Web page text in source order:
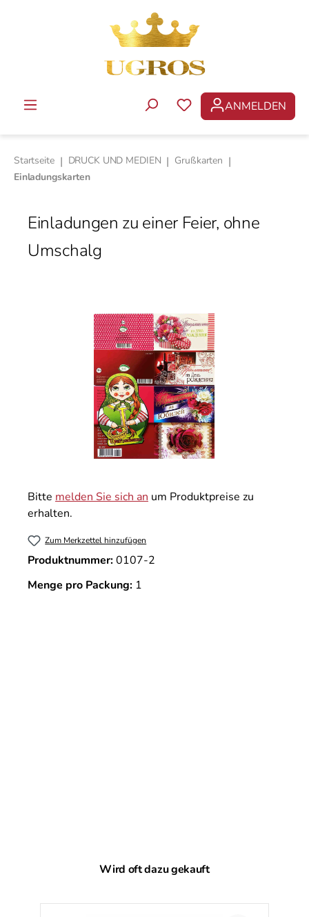
DU HAST 0
ANMELDEN
Startseite | DRUCK UND MEDIEN | Grußkarten |
Einladungskarten
Einladungen zu einer Feier, ohne
Umschalg
Bitte melden Sie sich an um Produktpreise zu
erhalten.
Zum Merkzettel hinzufügen
Produktnummer:0107-2
Menge pro Packung: 1
Produktgalerie überspringen
Wird oft dazu gekauft